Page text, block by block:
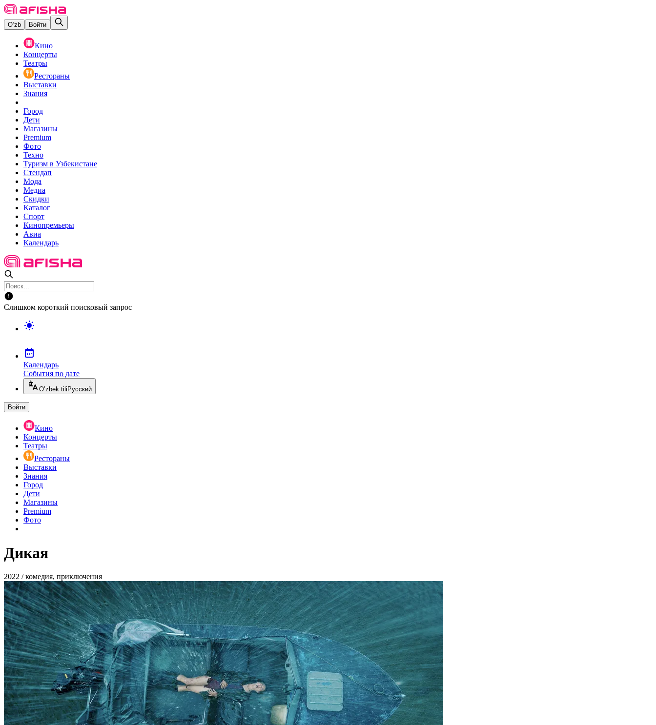
O‘zb Войти
Кино
Концерты
Театры
Рестораны
Выставки
Знания
Город
Дети
Магазины
Premium
Фото
Техно
Туризм в Узбекистане
Стендап
Мода
Медиа
Скидки
Каталог
Спорт
Кинопремьеры
Авиа
Календарь
Слишком короткий поисковый запрос
Календарь
События по дате
O’zbek tili Русский
Войти
Кино
Концерты
Театры
Рестораны
Выставки
Знания
Город
Дети
Магазины
Premium
Фото
Дикая
2022 / комедия, приключения